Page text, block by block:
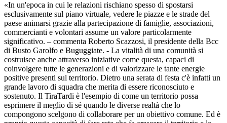
«In un'epoca in cui le relazioni rischiano spesso di spostarsi
esclusivamente sul piano virtuale, vedere le piazze e le strade del
paese animarsi grazie alla partecipazione di famiglie, associazioni,
commercianti e volontari assume un valore particolarmente
significativo. – commenta Roberto Scazzosi, il presidente della Bcc
di Busto Garolfo e Buguggiate. - La vitalità di una comunità si
costruisce anche attraverso iniziative come questa, capaci di
coinvolgere tutte le generazioni e di valorizzare le tante energie
positive presenti sul territorio. Dietro una serata di festa c'è infatti un
grande lavoro di squadra che merita di essere riconosciuto e
sostenuto. Il TiraTardi è l'esempio di come un territorio possa
esprimere il meglio di sé quando le diverse realtà che lo
compongono scelgono di collaborare per un obiettivo comune. Ed è